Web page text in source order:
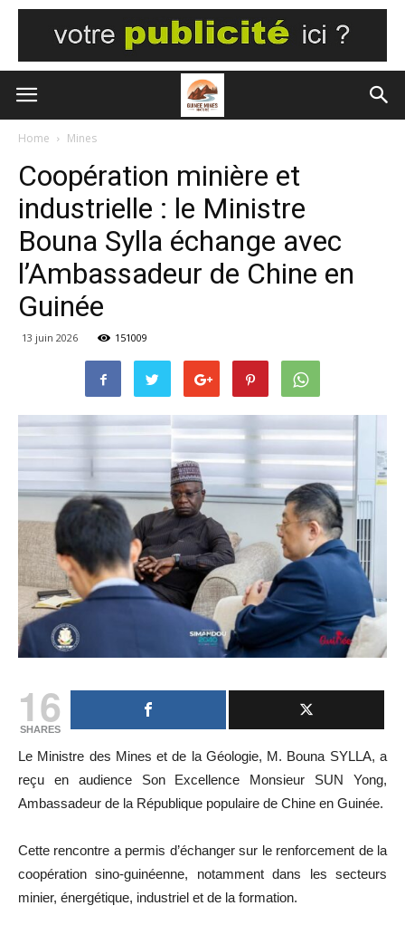
Home Mines
Coopération minière et
industrielle : le Ministre
Bouna Sylla échange avec
l’Ambassadeur de Chine en
Guinée
13 juin 2026 151009
16
SHARES
Le Ministre des Mines et de la Géologie, M. Bouna SYLLA, a
reçu en audience Son Excellence Monsieur SUN Yong,
Ambassadeur de la République populaire de Chine en Guinée.
Cette rencontre a permis d’échanger sur le renforcement de la
coopération sino-guinéenne, notamment dans les secteurs
minier, énergétique, industriel et de la formation.